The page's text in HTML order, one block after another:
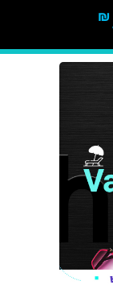
שובר VacationZone בשווי 100/ 500 ₪